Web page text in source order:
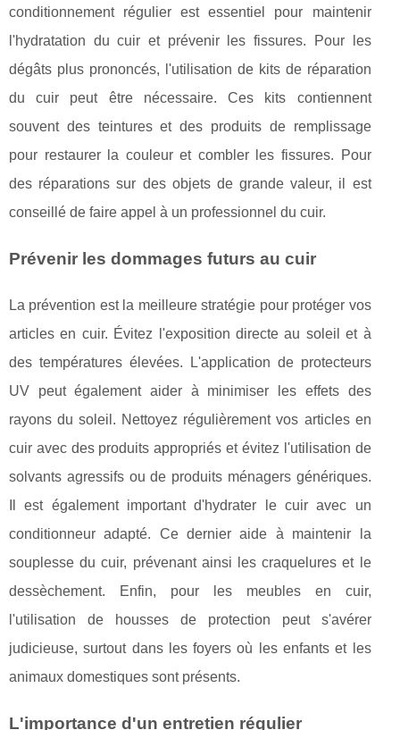
conditionnement régulier est essentiel pour maintenir
l'hydratation du cuir et prévenir les fissures. Pour les
dégâts plus prononcés, l'utilisation de kits de réparation
du cuir peut être nécessaire. Ces kits contiennent
souvent des teintures et des produits de remplissage
pour restaurer la couleur et combler les fissures. Pour
des réparations sur des objets de grande valeur, il est
conseillé de faire appel à un professionnel du cuir.
Prévenir les dommages futurs au cuir
La prévention est la meilleure stratégie pour protéger vos
articles en cuir. Évitez l'exposition directe au soleil et à
des températures élevées. L'application de protecteurs
UV peut également aider à minimiser les effets des
rayons du soleil. Nettoyez régulièrement vos articles en
cuir avec des produits appropriés et évitez l'utilisation de
solvants agressifs ou de produits ménagers génériques.
Il est également important d'hydrater le cuir avec un
conditionneur adapté. Ce dernier aide à maintenir la
souplesse du cuir, prévenant ainsi les craquelures et le
dessèchement. Enfin, pour les meubles en cuir,
l'utilisation de housses de protection peut s'avérer
judicieuse, surtout dans les foyers où les enfants et les
animaux domestiques sont présents.
L'importance d'un entretien régulier